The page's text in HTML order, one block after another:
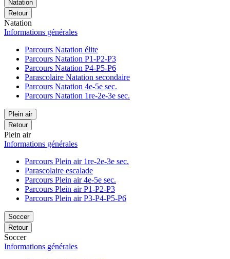
Natation
Retour
Natation
Informations générales
Parcours Natation élite
Parcours Natation P1-P2-P3
Parcours Natation P4-P5-P6
Parascolaire Natation secondaire
Parcours Natation 4e-5e sec.
Parcours Natation 1re-2e-3e sec.
Plein air
Retour
Plein air
Informations générales
Parcours Plein air 1re-2e-3e sec.
Parascolaire escalade
Parcours Plein air 4e-5e sec.
Parcours Plein air P1-P2-P3
Parcours Plein air P3-P4-P5-P6
Soccer
Retour
Soccer
Informations générales